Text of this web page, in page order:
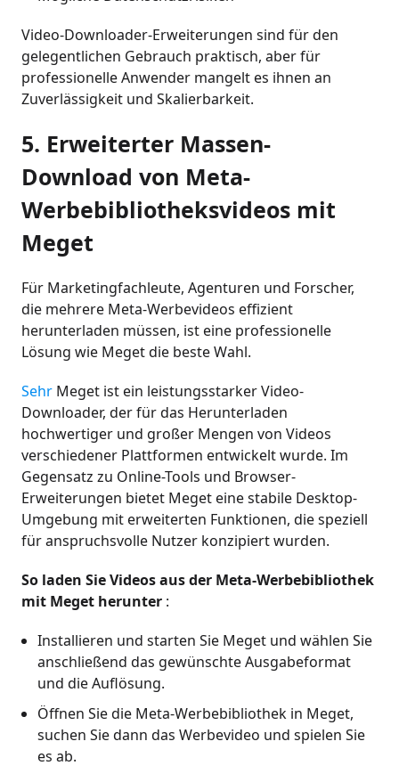
Video-Downloader-Erweiterungen sind für den
gelegentlichen Gebrauch praktisch, aber für
professionelle Anwender mangelt es ihnen an
Zuverlässigkeit und Skalierbarkeit.
5. Erweiterter Massen-
Download von Meta-
Werbebibliotheksvideos mit
Meget
Für Marketingfachleute, Agenturen und Forscher,
die mehrere Meta-Werbevideos effizient
herunterladen müssen, ist eine professionelle
Lösung wie Meget die beste Wahl.
Sehr Meget ist ein leistungsstarker Video-
Downloader, der für das Herunterladen
hochwertiger und großer Mengen von Videos
verschiedener Plattformen entwickelt wurde. Im
Gegensatz zu Online-Tools und Browser-
Erweiterungen bietet Meget eine stabile Desktop-
Umgebung mit erweiterten Funktionen, die speziell
für anspruchsvolle Nutzer konzipiert wurden.
So laden Sie Videos aus der Meta-Werbebibliothek
mit Meget herunter :
Installieren und starten Sie Meget und wählen Sie
anschließend das gewünschte Ausgabeformat
und die Auflösung.
Öffnen Sie die Meta-Werbebibliothek in Meget,
suchen Sie dann das Werbevideo und spielen Sie
es ab.